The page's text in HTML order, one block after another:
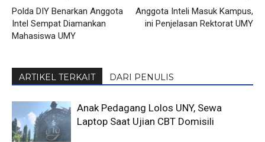
Polda DIY Benarkan Anggota
Intel Sempat Diamankan
Mahasiswa UMY
Anggota Inteli Masuk Kampus,
ini Penjelasan Rektorat UMY
ARTIKEL TERKAIT DARI PENULIS
Anak Pedagang Lolos UNY, Sewa
Laptop Saat Ujian CBT Domisili